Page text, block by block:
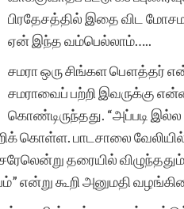
பிரதேசத்தில் இதை விட
ஏன் இந்த வம்பெல்லாம்…..
சமரா ஒரு சிங்கள பௌத்தர்
சமராவைப் பற்றி இவருக்கு
கொண்டிருந்தது. “அப்படி
கொள்ள. பாடசாலை
தரையில் விழுந்ததும்
என்று கூறி அனுமதி